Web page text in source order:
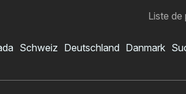
Liste de
Schweiz Deutschland Danmark